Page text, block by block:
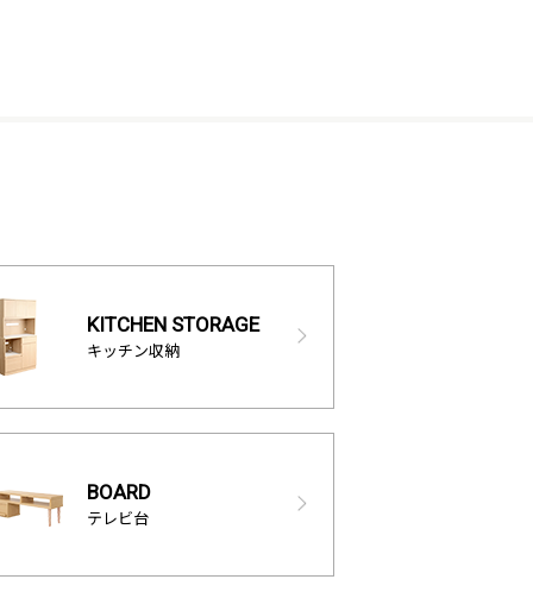
KITCHEN STORAGE
キッチン収納
BOARD
テレビ台